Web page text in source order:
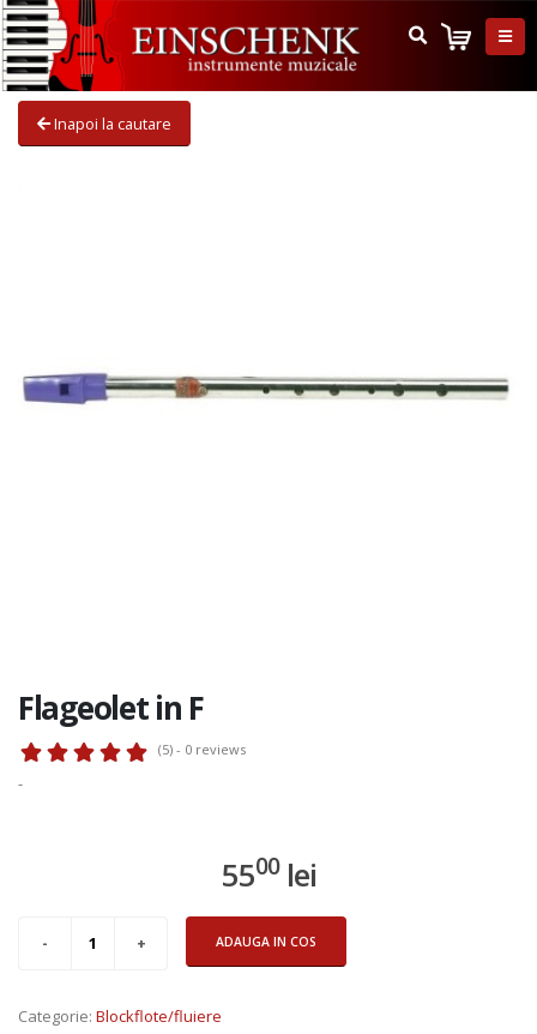
Inapoi la cautare
Flageolet in F
(5) - 0 reviews
-
5500lei
ADAUGA IN COS
Categorie: Blockflote/fluiere